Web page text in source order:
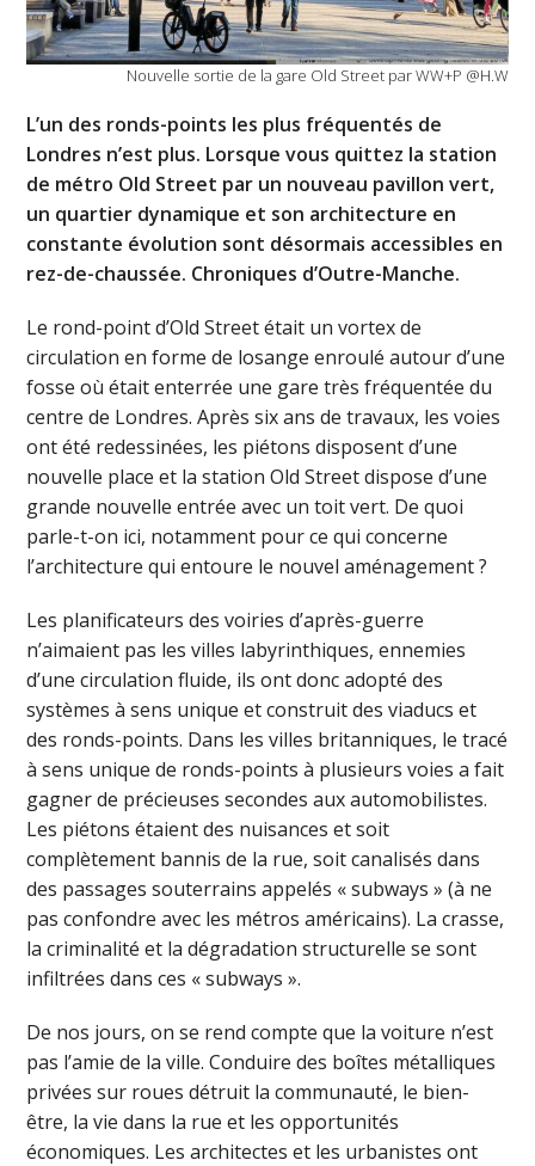
Nouvelle sortie de la gare Old Street par WW+P @H.W
L’un des ronds-points les plus fréquentés de
Londres n’est plus. Lorsque vous quittez la station
de métro Old Street par un nouveau pavillon vert,
un quartier dynamique et son architecture en
constante évolution sont désormais accessibles en
rez-de-chaussée. Chroniques d’Outre-Manche.
Le rond-point d’Old Street était un vortex de
circulation en forme de losange enroulé autour d’une
fosse où était enterrée une gare très fréquentée du
centre de Londres. Après six ans de travaux, les voies
ont été redessinées, les piétons disposent d’une
nouvelle place et la station Old Street dispose d’une
grande nouvelle entrée avec un toit vert. De quoi
parle-t-on ici, notamment pour ce qui concerne
l’architecture qui entoure le nouvel aménagement ?
Les planificateurs des voiries d’après-guerre
n’aimaient pas les villes labyrinthiques, ennemies
d’une circulation fluide, ils ont donc adopté des
systèmes à sens unique et construit des viaducs et
des ronds-points. Dans les villes britanniques, le tracé
à sens unique de ronds-points à plusieurs voies a fait
gagner de précieuses secondes aux automobilistes.
Les piétons étaient des nuisances et soit
complètement bannis de la rue, soit canalisés dans
des passages souterrains appelés « subways » (à ne
pas confondre avec les métros américains). La crasse,
la criminalité et la dégradation structurelle se sont
infiltrées dans ces « subways ».
De nos jours, on se rend compte que la voiture n’est
pas l’amie de la ville. Conduire des boîtes métalliques
privées sur roues détruit la communauté, le bien-
être, la vie dans la rue et les opportunités
économiques. Les architectes et les urbanistes ont